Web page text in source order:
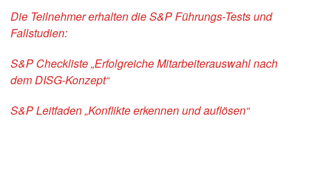
Die Teilnehmer erhalten die S&P Führungs-Tests und
Fallstudien:
S&P Checkliste „Erfolgreiche Mitarbeiterauswahl nach
dem DISG-Konzept“
S&P Leitfaden „Konflikte erkennen und auflösen“